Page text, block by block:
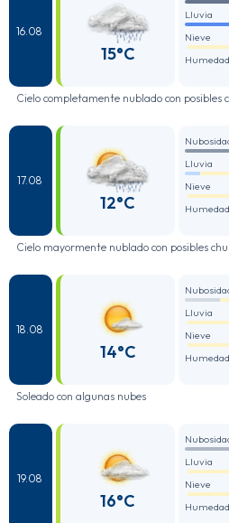
16.08
15°C
Lluvia
Nieve
Humedad
Cielo completamente nublado con posibles
17.08
12°C
Lluvia
Nieve
Humedad
Cielo mayormente nublado con posibles
18.08
14°C
Lluvia
Nieve
Humedad
Soleado con algunas nubes
19.08
16°C
Lluvia
Nieve
Humedad